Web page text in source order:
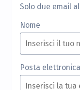
Solo due email
Nome
Posta elettronica